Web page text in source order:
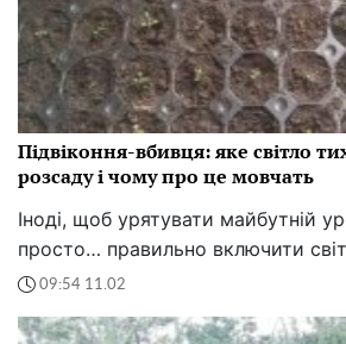
Підвіконня-вбивця: яке світло
розсаду і чому про це мовчать
Іноді, щоб урятувати майбутній
просто… правильно включити
09:54 11.02